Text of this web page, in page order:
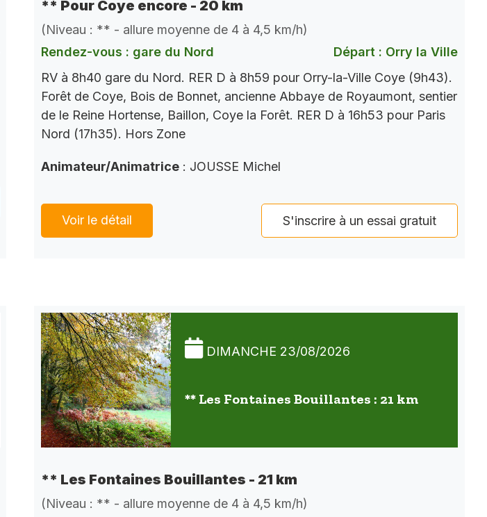
** Pour Coye encore - 20 km
(Niveau : ** - allure moyenne de 4 à 4,5 km/h)
Rendez-vous : gare du Nord
Départ : Orry la Ville
RV à 8h40 gare du Nord. RER D à 8h59 pour Orry-la-Ville Coye (9h43).
Forêt de Coye, Bois de Bonnet, ancienne Abbaye de Royaumont, sentier
de le Reine Hortense, Baillon, Coye la Forêt. RER D à 16h53 pour Paris
Nord (17h35). Hors Zone
Animateur/Animatrice : JOUSSE Michel
Voir le détail S'inscrire à un essai gratuit
DIMANCHE 23/08/2026
** Les Fontaines Bouillantes : 21 km
** Les Fontaines Bouillantes - 21 km
(Niveau : ** - allure moyenne de 4 à 4,5 km/h)